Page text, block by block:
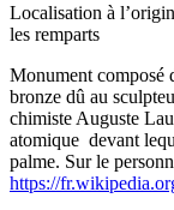
Localisation à
les remparts
Monument composé
bronze dû au
chimiste Auguste
atomique devant
palme. Sur le
https://